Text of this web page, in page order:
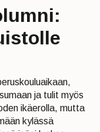
ja tulit myös
ikäerolla, mutta
kylässä